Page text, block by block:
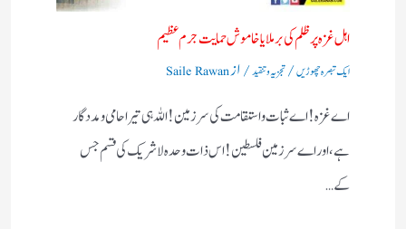
اہل غزہ پر ظلم کی برملا یا خاموش حمایت جرم عظیم
ایک تبصرہ چھوڑیں/تجزیہ و تنقید/ ازSaile Rawan
اے غزہ! اے ثبات واستقامت کی سرزمین! اللہ ہی تیرا حامی ومددگار
ہے، اور اے سرزمین فلسطین! اس ذات وحدہ لاشریک کی قسم جس
کے…